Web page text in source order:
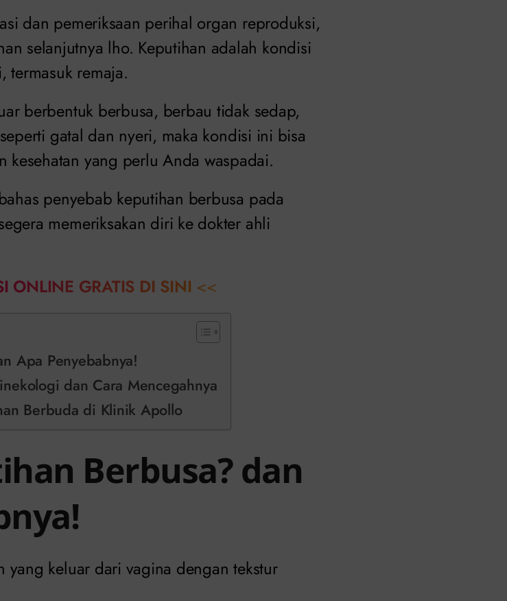
dan pemeriksaan perihal organ reproduksi,
selanjutnya lho. Keputihan adalah kondisi
termasuk remaja.
berbentuk berbusa, berbau tidak sedap,
gatal dan nyeri, maka kondisi ini bisa
kesehatan yang perlu Anda waspadai.
penyebab keputihan berbusa pada
memeriksakan diri ke dokter ahli
ONLINE GRATIS DI SINI <<
Apa Penyebabnya!
dan Cara Mencegahnya
Berbuda di Klinik Apollo
Berbusa? dan
yang keluar dari vagina dengan tekstur